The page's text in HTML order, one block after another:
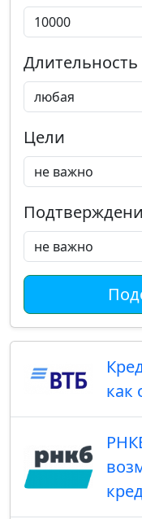
Длительность
Цели
как